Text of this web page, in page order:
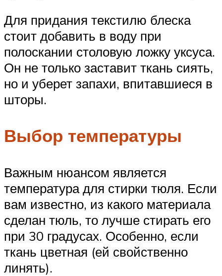
Для придания текстилю блеска
стоит добавить в воду при
полоскании столовую ложку уксуса.
Он не только заставит ткань сиять,
но и уберет запахи, впитавшиеся в
шторы.
Выбор температуры
Важным нюансом является
температура для стирки тюля. Если
вам известно, из какого материала
сделан тюль, то лучше стирать его
при 30 градусах. Особенно, если
ткань цветная (ей свойственно
линять).